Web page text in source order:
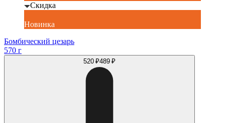
Скидка
Новинка
Бомбический цезарь
570 г
520 ₽489 ₽